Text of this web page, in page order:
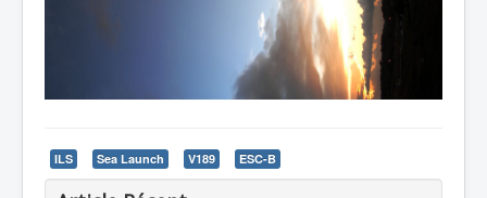
ILS Sea Launch V189 ESC-B